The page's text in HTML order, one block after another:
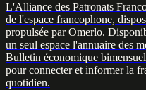
L'Alliance des Patronats
de l'espace francophone,
propulsée par Omerlo.
un seul espace l'annuaire des
Bulletin économique
pour connecter et informer la
quotidien.